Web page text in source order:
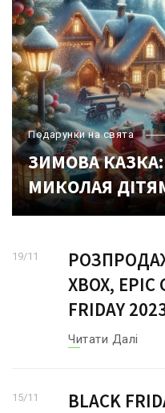
Подарунки на свята
ЗИМОВА
МИКОЛАЯ
XBOX, EPIC
FRIDAY
19/11
Читати Далі
BLACK
15/11